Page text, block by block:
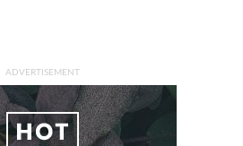
ADVERTISEMENT